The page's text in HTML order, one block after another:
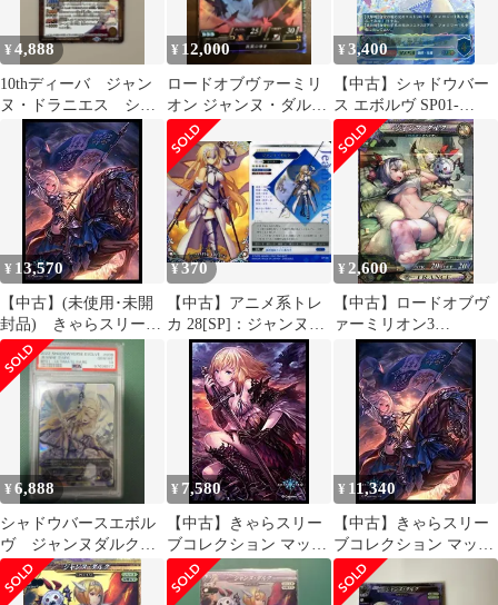
¥4,888
10thディーバ ジャン
ヌ・ドラニエス シー
クレット secret
¥ 12,000
ロードオブヴァーミリ
オン ジャンヌ・ダルク
SP-007
¥3,400
【中古】シャドウバー
ス エボルヴ SP01-
U25[UR]：希望導く聖
乙女・ジャンヌ
¥ 13,570
【中古】(未使用･未開
封品) きゃらスリーブ
コレクション マットシ
リーズ Shadowverse「ジ
ャンヌダルク」
(No.MT387) wyeba8q
¥370
【中古】アニメ系トレ
カ 28[SP]：ジャンヌ・
ダルク
¥2,600
【中古】ロードオブヴ
ァーミリオン3
SP030[SP]：ジャンヌ・
ダルク
¥6,888
シャドウバースエボル
ヴ ジャンヌダルク
UR PSA10
¥ 7,580
【中古】きゃらスリー
ブコレクション マット
シリーズ Shadowverse
「ダークジャンヌ」
¥ 11,340
【中古】きゃらスリー
ブコレクション マット
シリーズ
Shadowverse「ジャンヌ